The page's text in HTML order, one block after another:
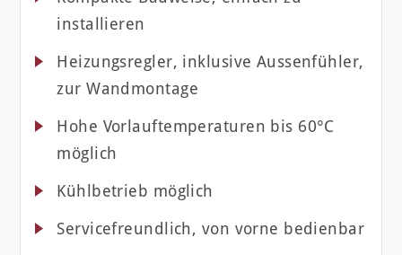
installieren
Heizungsregler, inklusive Aussenfühler,
zur Wandmontage
Hohe Vorlauftemperaturen bis 60°C
möglich
Kühlbetrieb möglich
Servicefreundlich, von vorne bedienbar